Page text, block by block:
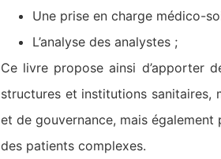
Une prise en charge médico-
L’analyse des analystes ;
Ce livre propose ainsi d’apporter
structures et institutions sanitaires,
et de gouvernance, mais
des patients complexes.